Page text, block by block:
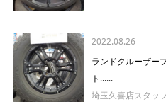
2022.08.26
ランドクルーザー
ト......
埼玉久喜店スタッ